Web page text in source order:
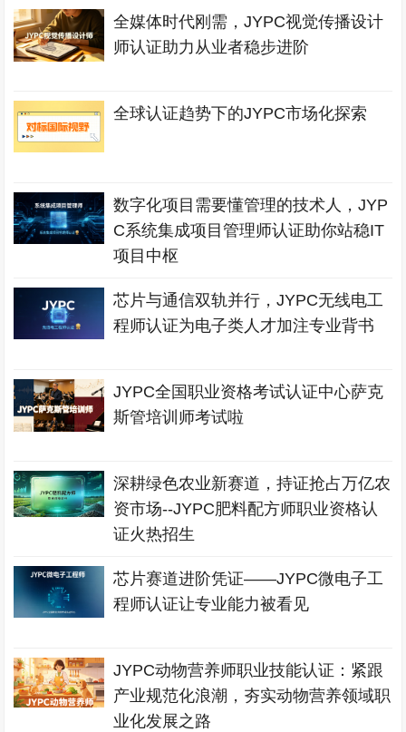
全媒体时代刚需，JYPC视觉传播设计
师认证助力从业者稳步进阶
全球认证趋势下的JYPC市场化探索
数字化项目需要懂管理的技术人，JYP
C系统集成项目管理师认证助你站稳IT
项目中枢
芯片与通信双轨并行，JYPC无线电工
程师认证为电子类人才加注专业背书
JYPC全国职业资格考试认证中心萨克
斯管培训师考试啦
深耕绿色农业新赛道，持证抢占万亿农
资市场--JYPC肥料配方师职业资格认
证火热招生
芯片赛道进阶凭证——JYPC微电子工
程师认证让专业能力被看见
JYPC动物营养师职业技能认证：紧跟
产业规范化浪潮，夯实动物营养领域职
业化发展之路